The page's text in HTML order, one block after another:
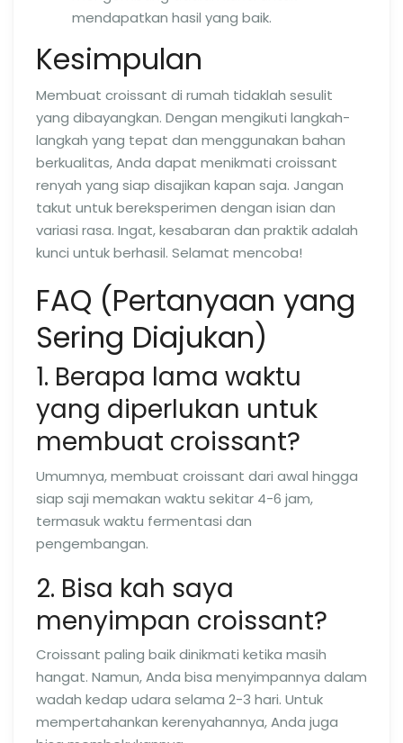
mendapatkan hasil yang baik.
Kesimpulan
Membuat croissant di rumah tidaklah sesulit
yang dibayangkan. Dengan mengikuti langkah-
langkah yang tepat dan menggunakan bahan
berkualitas, Anda dapat menikmati croissant
renyah yang siap disajikan kapan saja. Jangan
takut untuk bereksperimen dengan isian dan
variasi rasa. Ingat, kesabaran dan praktik adalah
kunci untuk berhasil. Selamat mencoba!
FAQ (Pertanyaan yang
Sering Diajukan)
1. Berapa lama waktu
yang diperlukan untuk
membuat croissant?
Umumnya, membuat croissant dari awal hingga
siap saji memakan waktu sekitar 4-6 jam,
termasuk waktu fermentasi dan
pengembangan.
2. Bisa kah saya
menyimpan croissant?
Croissant paling baik dinikmati ketika masih
hangat. Namun, Anda bisa menyimpannya dalam
wadah kedap udara selama 2-3 hari. Untuk
mempertahankan kerenyahannya, Anda juga